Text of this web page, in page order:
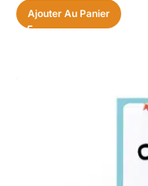
Ajouter Au Panier